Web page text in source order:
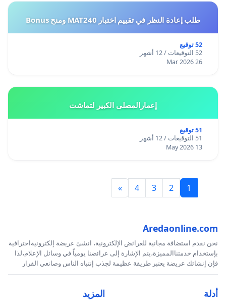
طلب إعادة النظر في تقييم اختبار MAT240 ومنح Bonus
52 توقيع
52 التوقيعات / 12 أشهر
26 Mar 2026
إعمارالمصلى الكبير لتماشت
51 توقيع
51 التوقيعات / 12 أشهر
13 May 2026
1
2
3
4
»
Aredaonline.com
نحن نقدم استضافة مجانية للعرائض الإلكترونية، انشئ عريضة إلكترونيةاحترافية
بإستخدام خدمتناالمميزة،يتم الإشارة إلى عرائضنا يومياً في وسائل الإعلام،لذا
فإن إنشائك عريضة يعتبر طريقة عظيمة لجذب إنتباه الناس وصانعي القرار
أدلة المزيد